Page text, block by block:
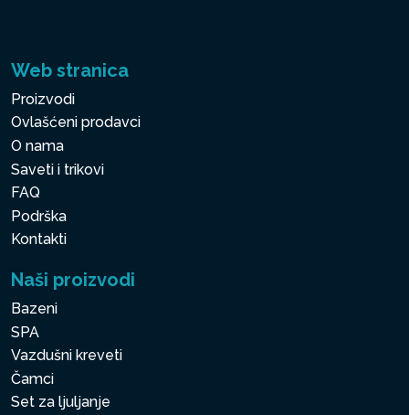
Web stranica
Proizvodi
Ovlašćeni prodavci
O nama
Saveti i trikovi
FAQ
Podrška
Kontakti
Naši proizvodi
Bazeni
SPA
Vazdušni kreveti
Čamci
Set za ljuljanje